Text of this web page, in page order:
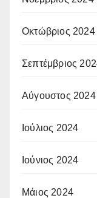
Οκτώβριος 2024
Σεπτέμβριος
Αύγουστος 2024
Ιούλιος 2024
Ιούνιος 2024
Μάιος 2024